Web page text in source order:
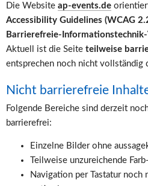
Die Website ap-events.de
Accessibility Guidelines (WCAG
Barrierefreie-Informationstechnik-
Aktuell ist die Seite teilweise
entsprechen noch nicht vollständig
Nicht barrierefreie
Folgende Bereiche sind derzeit
barrierefrei:
Einzelne Bilder ohne
Teilweise unzureichende
Navigation per Tastatur noch